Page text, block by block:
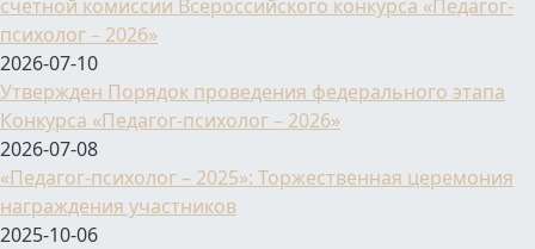
счетной комиссии Всероссийского конкурса «Педагог-
психолог – 2026»
2026-07-10
Утвержден Порядок проведения федерального этапа
Конкурса «Педагог-психолог – 2026»
2026-07-08
«Педагог-психолог – 2025»: Торжественная церемония
награждения участников
2025-10-06